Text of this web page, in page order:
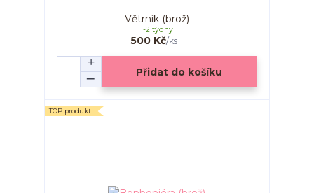
Větrník (brož)
500 Kč/ks
1-2 týdny
Přidat do košíku
TOP produkt